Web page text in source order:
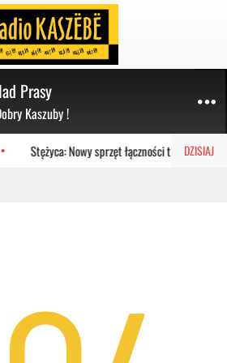
Prasy
Kaszuby !
DZISIAJ
Stężyca: Nowy sprzęt łączności trafił do